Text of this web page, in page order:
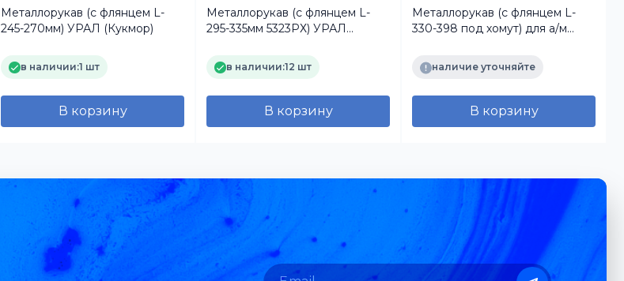
Металлорукав (с флянцем L-
245-270мм) УРАЛ (Кукмор)
в наличии:1 шт
В корзину
Металлорукав (с флянцем L-
295-335мм 5323РХ) УРАЛ
в наличии:12 шт
В корзину
Металлорукав (с флянцем L-
330-398 под хомут) для а/м
наличие уточняйте
В корзину